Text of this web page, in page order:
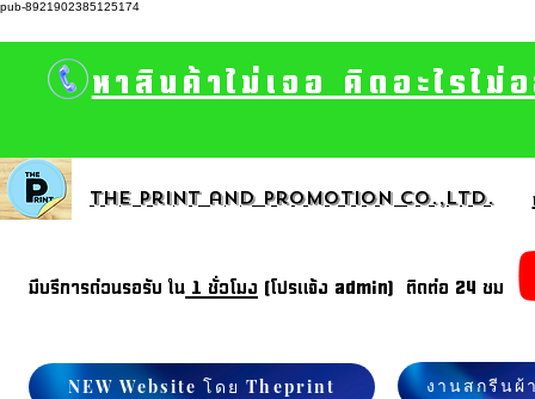
pub-8921902385125174
หาสินค้าไม่เจอ คิดอะไรไ
The print and promotion CO.,Ltd.
มีบรีการด่วนรอรับ ใน 1 ชั่วโมง (โปรแจ้ง admin) ติดต่อ 24 ชม
NEW Website โดย Theprint งานสกรีนผ้